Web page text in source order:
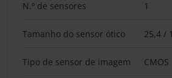
N.º de sensores 1
Tamanho do sensor ótico 25,4 /
Tipo de sensor de imagem CMOS